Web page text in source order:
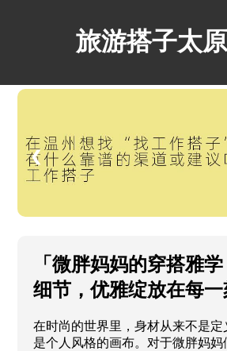
旅游搭子太
❮
「微胖妈妈的穿搭雅
细节，优雅绽放在每一
在时尚的世界里，身材从来不是
是个人风格的画布。对于微胖妈妈